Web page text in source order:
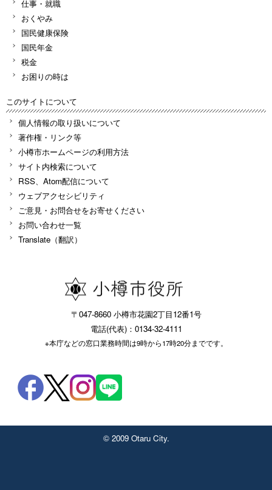
仕事・就職
おくやみ
国民健康保険
国民年金
税金
お困りの時は
このサイトについて
個人情報の取り扱いについて
著作権・リンク等
小樽市ホームページの利用方法
サイト内検索について
RSS、Atom配信について
ウェブアクセシビリティ
ご意見・お問合せをお寄せください
お問い合わせ一覧
Translate（翻訳）
〒047-8660 小樽市花園2丁目12番1号
電話(代表)：0134-32-4111
※本庁などの窓口業務時間は9時から17時20分までです。
© 2009 Otaru City.